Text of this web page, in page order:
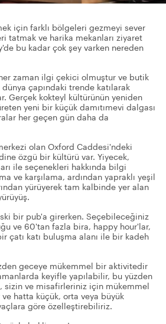
için farklı bölgeleri gezmeyi sever
tatmak ve harika mekanları ziyaret
bu kadar çok şey varken nereden
zaman ilgi çekici olmuştur ve butik
çapındaki trende katılarak
Gerçek kokteyl kültürünün yeniden
yeni bir küçük damıtımevi dalgası
her geçen gün daha da
olan Oxford Caddesi'ndeki
özgü bir kültürü var. Yiyecek,
ile seçenekleri hakkında bilgi
ve karşılama, ardından yapraklı yeşil
yürüyerek tam kalbinde yer alan
bir pub'a girerken. Seçebileceğiniz
ve 60'tan fazla bira, happy hour'lar,
çatı katı buluşma alanı ile bir kadeh
geceye mükemmel bir aktivitedir
keyifle yapılabilir, bu yüzden
ve misafirleriniz için mükemmel
hatta küçük, orta veya büyük
göre özelleştirebiliriz.